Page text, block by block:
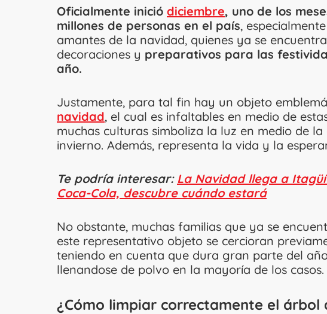
Oficialmente inició diciembre, uno de los
millones de personas en el país,
amantes de la navidad, quienes ya se
decoraciones y preparativos para las
año.
Justamente, para tal fin hay un objeto
navidad, el cual es infaltables en medio de
muchas culturas simboliza la luz en medio de
invierno. Además, representa la vida y la
Te podría interesar: La Navidad llega a
Coca-Cola, descubre cuándo estará
No obstante, muchas familias que ya se
este representativo objeto se cercioran
teniendo en cuenta que dura gran parte del
llenandose de polvo en la mayoría de los casos.
¿Cómo limpiar correctamente el árbol